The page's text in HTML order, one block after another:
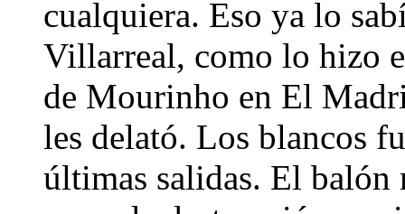
cualquiera. Eso ya lo
Villarreal, como lo hizo
de Mourinho en El
les delató. Los blancos
últimas salidas. El balón